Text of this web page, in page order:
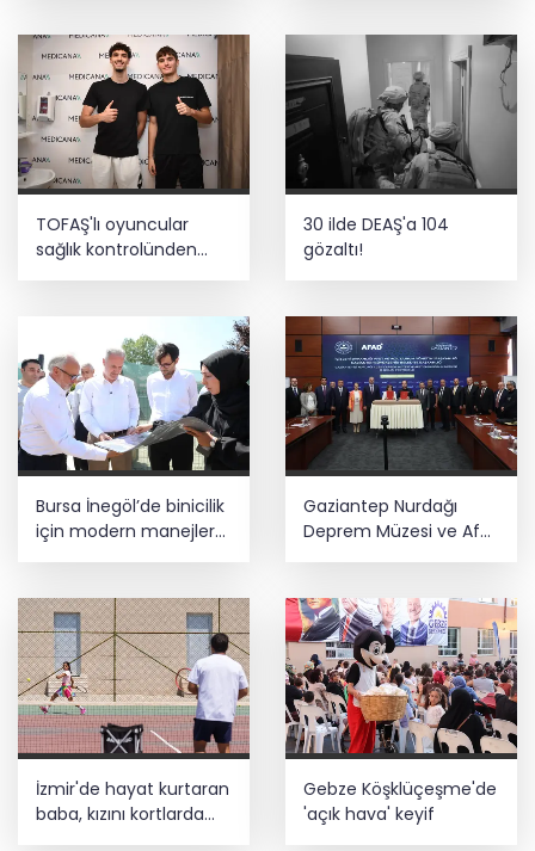
TOFAŞ'lı oyuncular
sağlık kontrolünden
30 ilde DEAŞ'a 104
gözaltı!
Bursa İnegöl’de binicilik
için modern manejler
yapılıyor
Gaziantep Nurdağı
Deprem Müzesi ve Afet
Farkındalık Merkezi için
İzmir'de hayat kurtaran
baba, kızını kortlarda
Gebze Köşklüçeşme'de
'açık hava' keyif